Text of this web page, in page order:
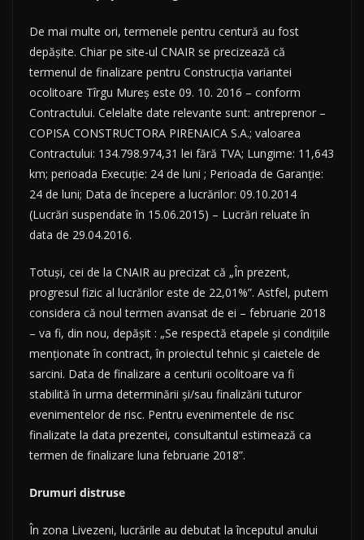
De mai multe ori, termenele pentru centură au fost
depășite. Chiar pe site-ul CNAIR se precizează că
termenul de finalizare pentru Construcția variantei
ocolitoare Tîrgu Mureș este 09. 10. 2016 – conform
Contractului. Celelalte date relevante sunt: antreprenor –
COPISA CONSTRUCTORA PIRENAICA S.A.; valoarea
Contractului: 134.798.974,31 lei fără TVA; Lungime: 11,643
km; perioada Execuție: 24 de luni ; Perioada de Garanție:
24 de luni; Data de începere a lucrărilor: 09.10.2014
(Lucrări suspendate în 15.06.2015) – Lucrări reluate în
data de 29.04.2016.
Totuși, cei de la CNAIR au precizat că „În prezent,
progresul fizic al lucrărilor este de 22,01%”. Astfel, putem
considera că noul termen avansat de ei – februarie 2018
– va fi, din nou, depășit : „Se respectă etapele și condițiile
menționate în contract, în proiectul tehnic și caietele de
sarcini. Data de finalizare a centurii ocolitoare va fi
stabilită în urma determinării și/sau finalizării tuturor
evenimentelor de risc. Pentru evenimentele de risc
finalizate la data prezentei, consultantul estimează ca
termen de finalizare luna februarie 2018”.
Drumuri distruse
În zona Livezeni, lucrările au debutat la începutul anului